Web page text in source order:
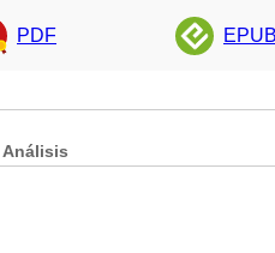
PDF EPUB
Análisis